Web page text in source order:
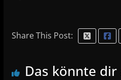
Share This Post:
Das könnte